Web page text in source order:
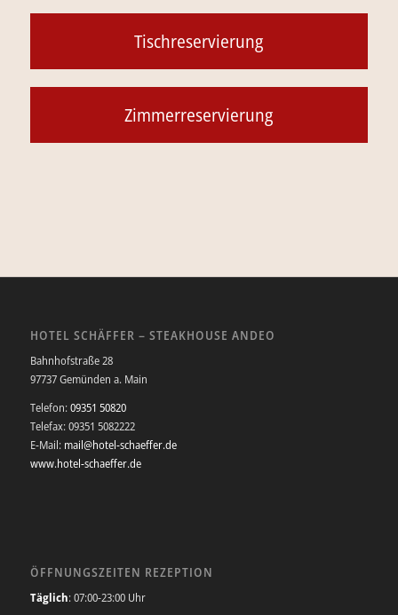
Tischreservierung
Zimmerreservierung
HOTEL SCHÄFFER – STEAKHOUSE ANDEO
Bahnhofstraße 28
97737 Gemünden a. Main
Telefon:09351 50820
Telefax: 09351 5082222
E-Mail: mail@hotel-schaeffer.de
www.hotel-schaeffer.de
ÖFFNUNGSZEITEN REZEPTION
Täglich: 07:00-23:00 Uhr